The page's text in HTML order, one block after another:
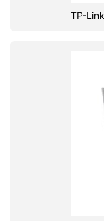
TP-